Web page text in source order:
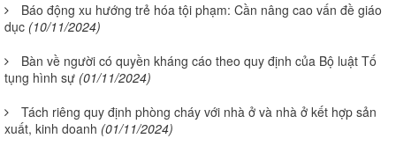
Báo động xu hướng trẻ hóa tội phạm: Cần nâng cao vấn đề giáo
dục (10/11/2024)
Bàn về người có quyền kháng cáo theo quy định của Bộ luật Tố
tụng hình sự (01/11/2024)
Tách riêng quy định phòng cháy với nhà ở và nhà ở kết hợp sản
xuất, kinh doanh (01/11/2024)